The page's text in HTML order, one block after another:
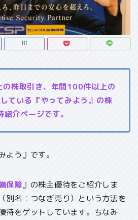
株取引き、年間100件以上の
ている『やってみよう』の株
紹介ページです。
よう』です。
保障』の株主優待をご紹介しま
別名：つなぎ売り）という方法を
待をゲットしています。ちなみ